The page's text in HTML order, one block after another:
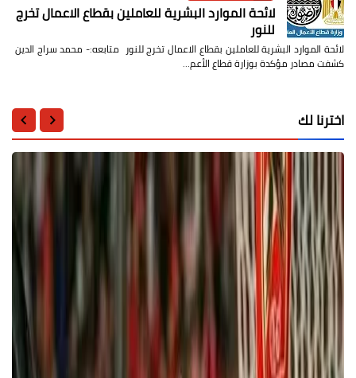
لائحة الموارد البشرية للعاملين بقطاع الاعمال تخرج
للنور
لائحة الموارد البشرية للعاملين بقطاع الاعمال تخرج للنور متابعه:- محمد سراج الدين
كشفت مصادر مؤكدة بوزارة قطاع الأعم…
اخترنا لك